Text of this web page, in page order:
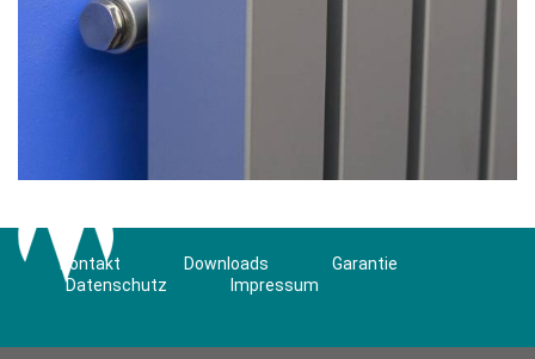
Kontakt Downloads
Garantie
Datenschutz
Impressum